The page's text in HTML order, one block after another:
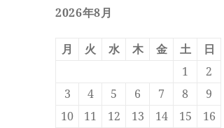
2026年8月
月 火 水 木 金 土
日
1
2
3
4 5 6 7 8
9
10
11 12 13 14 15
16